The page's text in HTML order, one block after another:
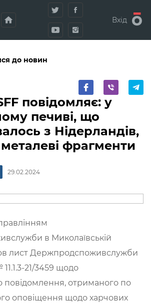
home Вхід
до новин
повідомляє: у
печиві, що
з Нідерландів,
фрагменти
29.02.2024
в Миколаївській
лист Держпродспоживслужби
21/3459 щодо
повідомлення, отриманого по
оповіщення щодо харчових